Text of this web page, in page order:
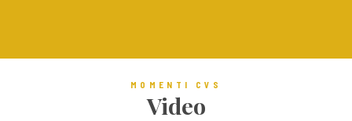
MOMENTI CVS
Video